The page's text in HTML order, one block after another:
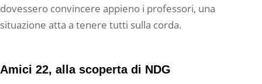
dovessero convincere appieno i professori, una
situazione atta a tenere tutti sulla corda.
Amici 22, alla scoperta di NDG